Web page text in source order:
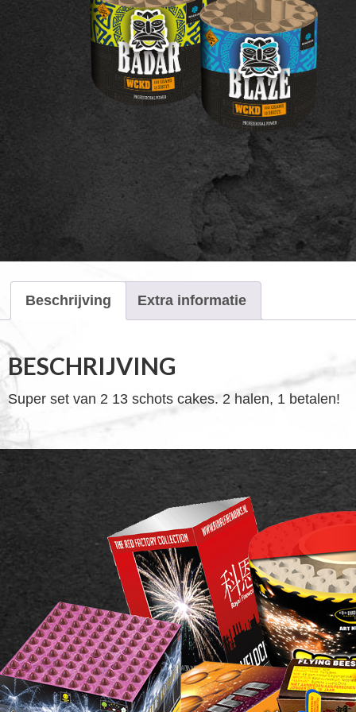
Beschrijving Extra informatie
BESCHRIJVING
Super set van 2 13 schots cakes. 2 halen, 1 betalen!
FOOTER
WIDGET
HEADER
SALE